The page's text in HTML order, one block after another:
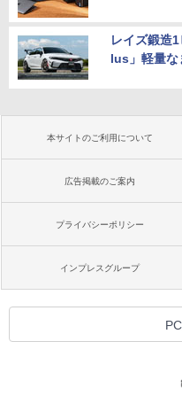
レイズ鍛造
lus」軽量な
本サイトのご利用について
広告掲載のご案内
プライバシーポリシー
インプレスグループ